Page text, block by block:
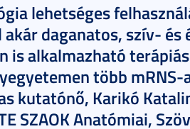
lehetséges
akár daganatos, szív-
is alkalmazható
több
kutatónő, Karikó
SZAOK Anatómiai,